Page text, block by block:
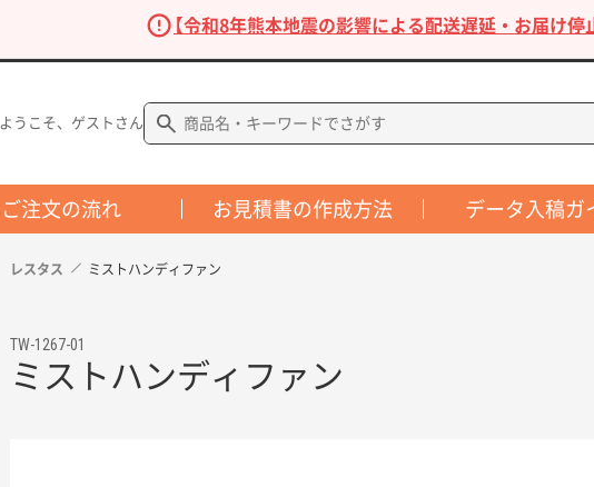
【令和8年熊本地震の影響による配送遅延・お届け停
ようこそ、ゲストさん
ご注文の流れ お見積書の作成方法 データ入稿ガ
レスタス ミストハンディファン
TW-1267-01
ミストハンディファン